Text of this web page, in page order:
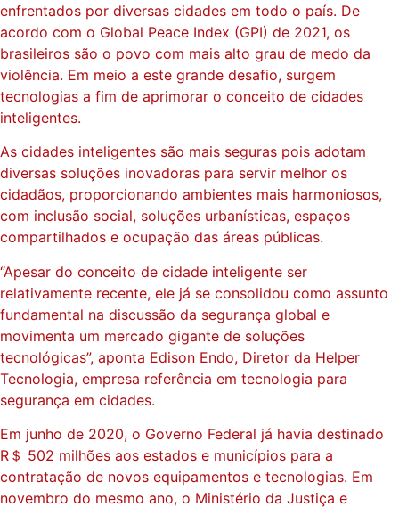
enfrentados por diversas cidades em todo o país. De
acordo com o Global Peace Index (GPI) de 2021, os
brasileiros são o povo com mais alto grau de medo da
violência. Em meio a este grande desafio, surgem
tecnologias a fim de aprimorar o conceito de cidades
inteligentes.
As cidades inteligentes são mais seguras pois adotam
diversas soluções inovadoras para servir melhor os
cidadãos, proporcionando ambientes mais harmoniosos,
com inclusão social, soluções urbanísticas, espaços
compartilhados e ocupação das áreas públicas.
“Apesar do conceito de cidade inteligente ser
relativamente recente, ele já se consolidou como assunto
fundamental na discussão da segurança global e
movimenta um mercado gigante de soluções
tecnológicas”, aponta Edison Endo, Diretor da Helper
Tecnologia, empresa referência em tecnologia para
segurança em cidades.
Em junho de 2020, o Governo Federal já havia destinado
R＄ 502 milhões aos estados e municípios para a
contratação de novos equipamentos e tecnologias. Em
novembro do mesmo ano, o Ministério da Justiça e